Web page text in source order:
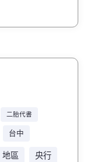
二胎代書
台中
地區 央行